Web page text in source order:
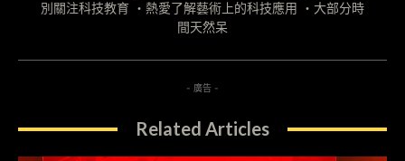
別關注科技教育 ・熱愛了解藝術上的科技應用 ・大部分時
間天然呆
- 廣告 -
Related Articles